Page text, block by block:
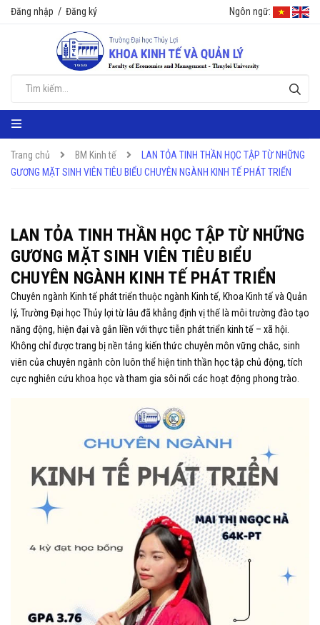
Đăng nhập / Đăng ký Ngôn ngữ:
Trang chủ BM Kinh tế
LAN TỎA TINH THẦN HỌC TẬP TỪ NHỮNG
GƯƠNG MẶT SINH VIÊN TIÊU BIỂU CHUYÊN NGÀNH KINH TẾ PHÁT TRIỂN
LAN TỎA TINH THẦN HỌC TẬP TỪ NHỮNG
GƯƠNG MẶT SINH VIÊN TIÊU BIỂU
CHUYÊN NGÀNH KINH TẾ PHÁT TRIỂN
Chuyên ngành Kinh tế phát triển thuộc ngành Kinh tế, Khoa Kinh tế và Quản
lý, Trường Đại học Thủy lợi từ lâu đã khẳng định vị thế là môi trường đào tạo
năng động, hiện đại và gắn liền với thực tiễn phát triển kinh tế – xã hội.
Không chỉ được trang bị nền tảng kiến thức chuyên môn vững chắc, sinh
viên của chuyên ngành còn luôn thể hiện tinh thần học tập chủ động, tích
cực nghiên cứu khoa học và tham gia sôi nổi các hoạt động phong trào.